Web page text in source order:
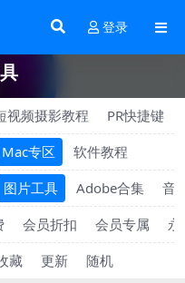
登录
视频摄影教程 PR快捷键
Mac专区
软件教程
图片工具 Adobe合集
音
会员折扣 会员专属
藏 更新 随机